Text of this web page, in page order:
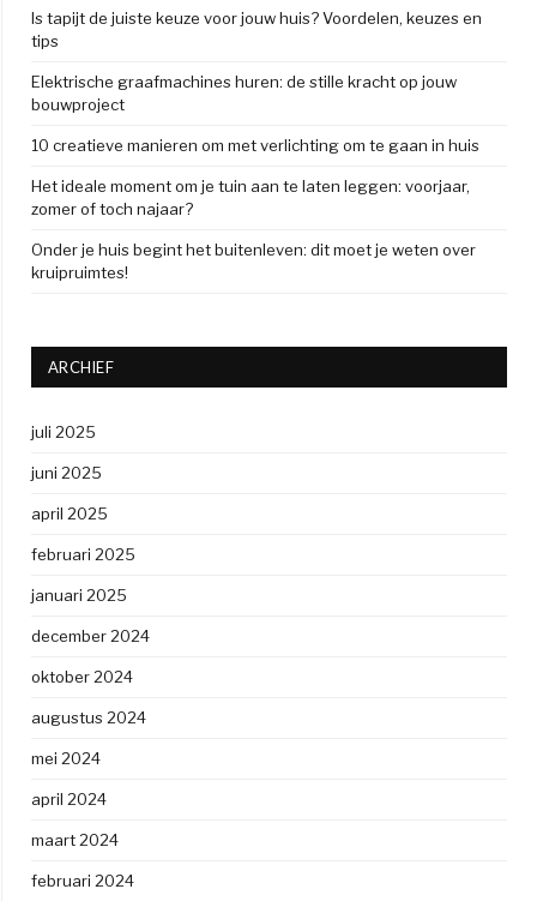
Is tapijt de juiste keuze voor jouw huis? Voordelen, keuzes en
tips
Elektrische graafmachines huren: de stille kracht op jouw
bouwproject
10 creatieve manieren om met verlichting om te gaan in huis
Het ideale moment om je tuin aan te laten leggen: voorjaar,
zomer of toch najaar?
Onder je huis begint het buitenleven: dit moet je weten over
kruipruimtes!
ARCHIEF
juli 2025
juni 2025
april 2025
februari 2025
januari 2025
december 2024
oktober 2024
augustus 2024
mei 2024
april 2024
maart 2024
februari 2024